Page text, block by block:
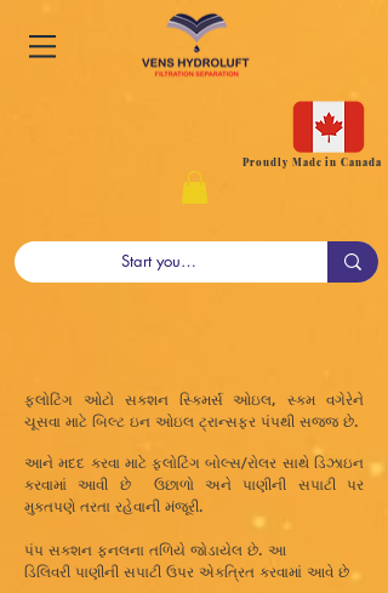
Proudly Made in Canada
ફ્લોટિંગ ઓટો સક્શન સ્કિમર્સ ઓઇલ, સ્કમ વગેરેને
ચૂસવા માટે બિલ્ટ ઇન ઓઇલ ટ્રાન્સફર પંપથી સજ્જ છે.
આને મદદ કરવા માટે ફ્લોટિંગ બોલ્સ/રોલર સાથે ડિઝાઇન
કરવામાં આવી છે
ઉછાળો અને પાણીની સપાટી પર
મુક્તપણે તરતા રહેવાની મંજૂરી.
પંપ સક્શન ફનલના તળિયે જોડાયેલ છે. આ
ડિલિવરી પાણીની સપાટી ઉપર એકત્રિત કરવામાં આવે છે